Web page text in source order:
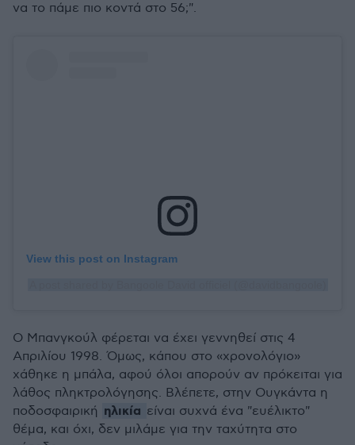
να το πάμε πιο κοντά στο 56;".
View this post on Instagram
Ο Μπανγκούλ φέρεται να έχει γεννηθεί στις 4
Απριλίου 1998. Όμως, κάπου στο «χρονολόγιο»
χάθηκε η μπάλα, αφού όλοι απορούν αν πρόκειται για
λάθος πληκτρολόγησης. Βλέπετε, στην Ουγκάντα η
ποδοσφαιρική ηλικία είναι συχνά ένα "ευέλικτο"
θέμα, και όχι, δεν μιλάμε για την ταχύτητα στο